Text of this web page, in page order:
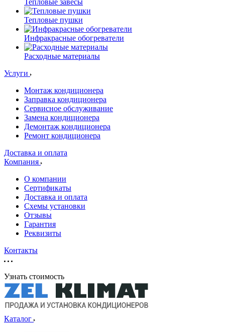
Тепловые завесы
Тепловые пушки
Инфракрасные обогреватели
Расходные материалы
Услуги
Монтаж кондиционера
Заправка кондиционера
Сервисное обслуживание
Замена кондиционера
Демонтаж кондиционера
Ремонт кондиционера
Доставка и оплата
Компания
О компании
Сертификаты
Доставка и оплата
Схемы установки
Отзывы
Гарантия
Реквизиты
Контакты
Узнать стоимость
Каталог